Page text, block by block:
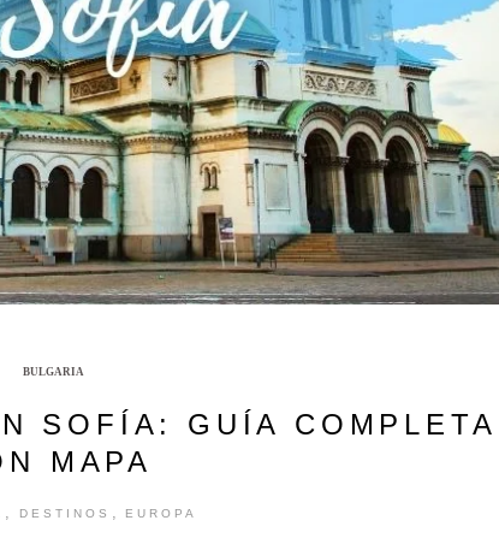
BULGARIA
SOFÍA: GUÍA COMPLETA
MAPA
DESTINOS EUROPA